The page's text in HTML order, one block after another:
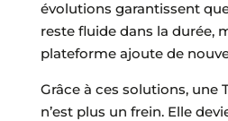
évolutions garantissent
reste fluide dans la durée,
plateforme ajoute de
Grâce à ces solutions, une
n’est plus un frein. Elle